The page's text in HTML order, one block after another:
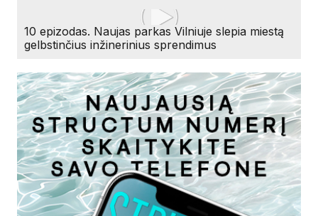
10 epizodas. Naujas parkas Vilniuje slepia miestą
gelbstinčius inžinerinius sprendimus